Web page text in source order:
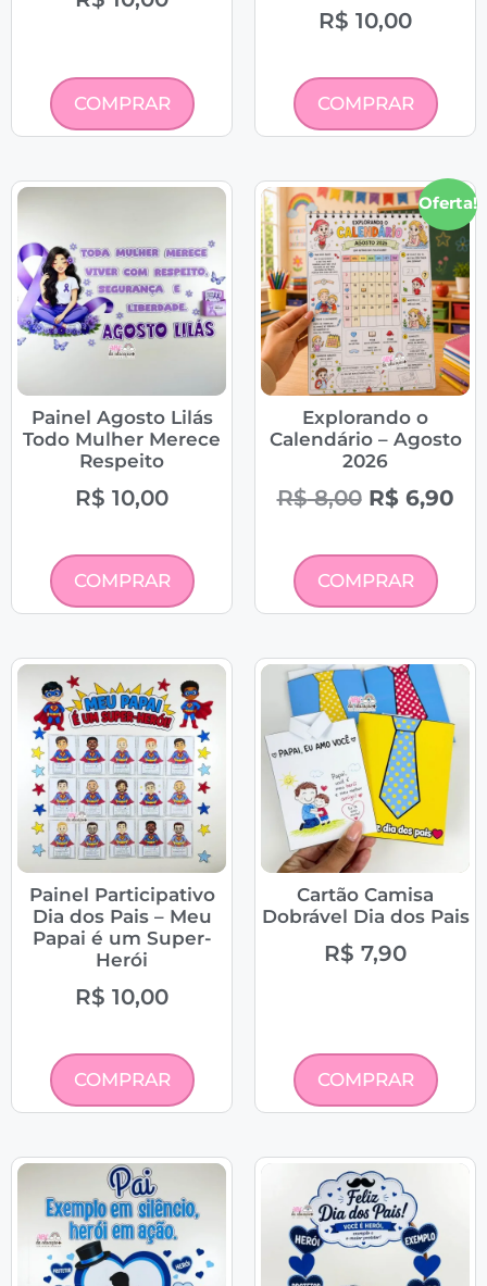
COMPRAR
R$ 10,00
COMPRAR
Painel Agosto Lilás
Todo Mulher Merece
Respeito
R$ 10,00
COMPRAR
Oferta!
Explorando o
Calendário – Agosto
2026
R$8,00 R$6,90
COMPRAR
Painel Participativo
Dia dos Pais – Meu
Papai é um Super-
Herói
R$ 10,00
COMPRAR
Cartão Camisa
Dobrável Dia dos Pais
R$ 7,90
COMPRAR